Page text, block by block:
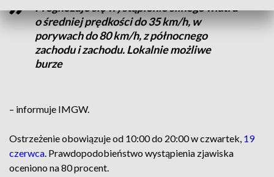
Prognozuje się wystąpienie silnego wiatru
o średniej prędkości do 35 km/h, w
porywach do 80 km/h, z północnego
zachodu i zachodu. Lokalnie możliwe
burze
– informuje IMGW.
Ostrzeżenie obowiązuje od 10:00 do 20:00 w czwartek, 19
czerwca. Prawdopodobieństwo wystąpienia zjawiska
oceniono na 80 procent.